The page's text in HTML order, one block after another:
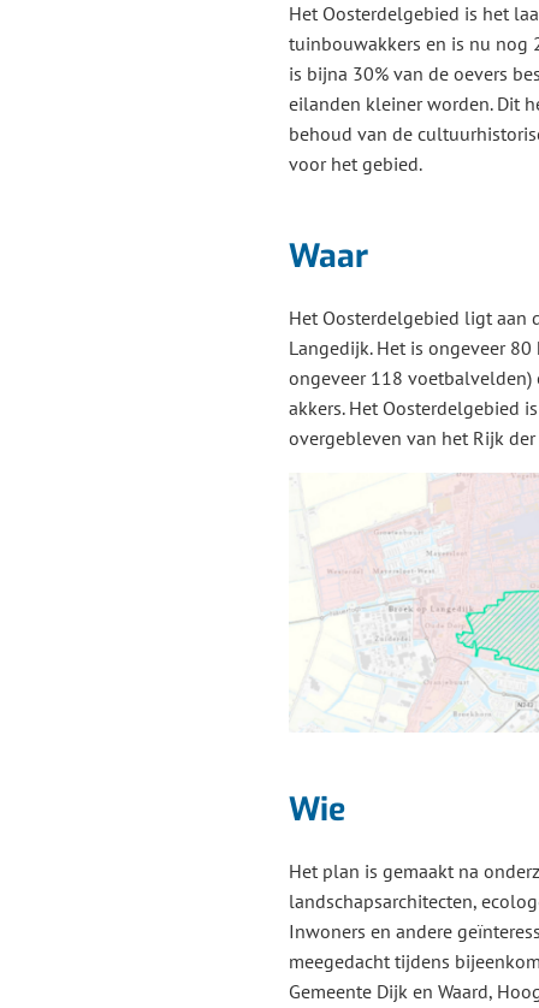
Het Oosterdelgebied is het
tuinbouwakkers en is nu nog
is bijna 30% van de oevers
eilanden kleiner worden. Dit
behoud van de
voor het gebied.
Waar
Het Oosterdelgebied ligt aan
Langedijk. Het is ongeveer
ongeveer 118
akkers. Het Oosterdelgebied
overgebleven van het Rijk
Wie
Het plan is gemaakt na
landschapsarchitecten,
Inwoners en andere
meegedacht tijdens
Gemeente Dijk en Waard,